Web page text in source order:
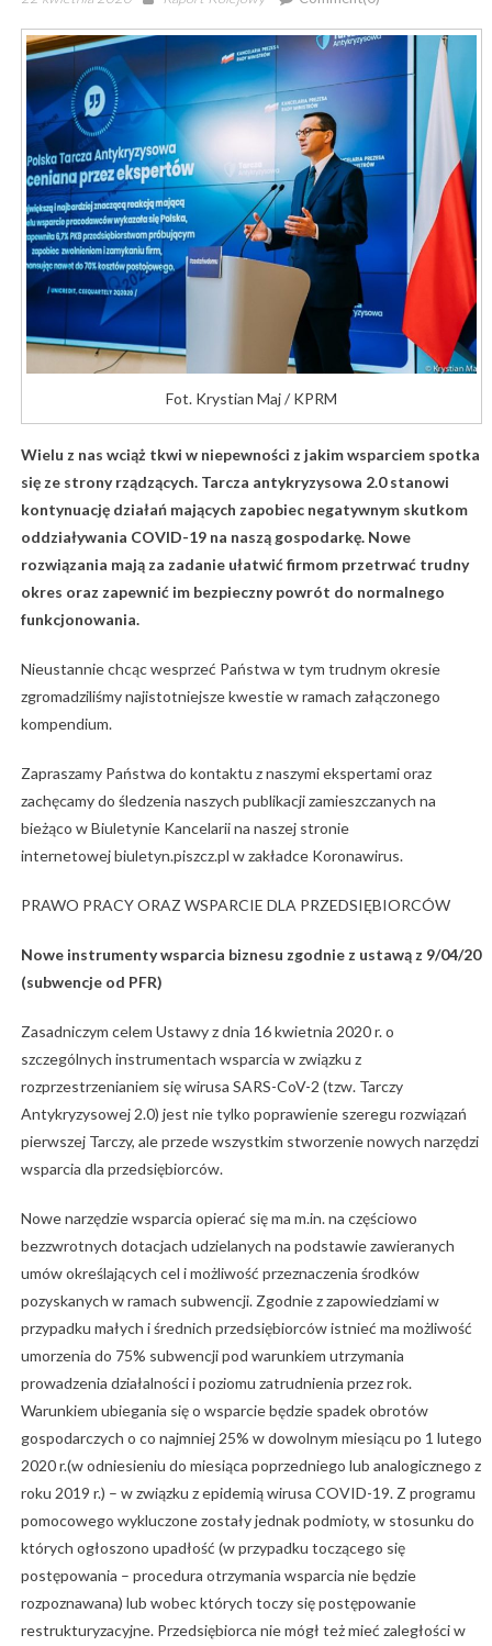
Fot. Krystian Maj / KPRM
Wielu z nas wciąż tkwi w niepewności z jakim wsparciem spotka
się ze strony rządzących. Tarcza antykryzysowa 2.0 stanowi
kontynuację działań mających zapobiec negatywnym skutkom
oddziaływania COVID-19 na naszą gospodarkę. Nowe
rozwiązania mają za zadanie ułatwić firmom przetrwać trudny
okres oraz zapewnić im bezpieczny powrót do normalnego
funkcjonowania.
Nieustannie chcąc wesprzeć Państwa w tym trudnym okresie
zgromadziliśmy najistotniejsze kwestie w ramach załączonego
kompendium.
Zapraszamy Państwa do kontaktu z naszymi ekspertami oraz
zachęcamy do śledzenia naszych publikacji zamieszczanych na
bieżąco w Biuletynie Kancelarii na naszej stronie
internetowej biuletyn.piszcz.pl w zakładce Koronawirus.
PRAWO PRACY ORAZ WSPARCIE DLA PRZEDSIĘBIORCÓW
Nowe instrumenty wsparcia biznesu zgodnie z ustawą z 9/04/20
(subwencje od PFR)
Zasadniczym celem Ustawy z dnia 16 kwietnia 2020 r. o
szczególnych instrumentach wsparcia w związku z
rozprzestrzenianiem się wirusa SARS-CoV-2 (tzw. Tarczy
Antykryzysowej 2.0) jest nie tylko poprawienie szeregu rozwiązań
pierwszej Tarczy, ale przede wszystkim stworzenie nowych narzędzi
wsparcia dla przedsiębiorców.
Nowe narzędzie wsparcia opierać się ma m.in. na częściowo
bezzwrotnych dotacjach udzielanych na podstawie zawieranych
umów określających cel i możliwość przeznaczenia środków
pozyskanych w ramach subwencji. Zgodnie z zapowiedziami w
przypadku małych i średnich przedsiębiorców istnieć ma możliwość
umorzenia do 75% subwencji pod warunkiem utrzymania
prowadzenia działalności i poziomu zatrudnienia przez rok.
Warunkiem ubiegania się o wsparcie będzie spadek obrotów
gospodarczych o co najmniej 25% w dowolnym miesiącu po 1 lutego
2020 r.(w odniesieniu do miesiąca poprzedniego lub analogicznego z
roku 2019 r.) – w związku z epidemią wirusa COVID-19. Z programu
pomocowego wykluczone zostały jednak podmioty, w stosunku do
których ogłoszono upadłość (w przypadku toczącego się
postępowania – procedura otrzymania wsparcia nie będzie
rozpoznawana) lub wobec których toczy się postępowanie
restrukturyzacyjne. Przedsiębiorca nie mógł też mieć zaległości w